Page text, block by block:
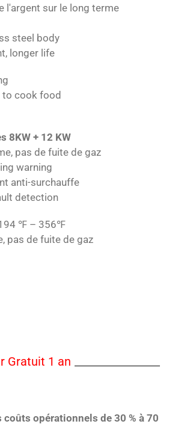
l'argent sur le long terme
steel body
longer life
to cook food
8KW + 12 KW
pas de fuite de gaz
warning
anti-surchauffe
detection
℉ – 356℉
pas de fuite de gaz
Gratuit 1 an
coûts opérationnels de 30 % à 70